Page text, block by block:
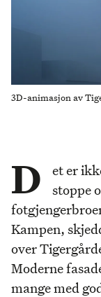
3D-animasjon av
D
et er
stoppe
Kampen,
over
Moderne
mange med